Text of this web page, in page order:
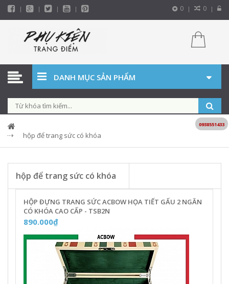
0 0
DANH MỤC SẢN PHẨM
hộp để trang sức có khóa
hộp để trang sức có khóa
HỘP ĐỰNG TRANG SỨC ACBOW HỌA TIẾT GẤU 2 NGĂN
CÓ KHÓA CAO CẤP - TSB2N
890.000₫
0938551433